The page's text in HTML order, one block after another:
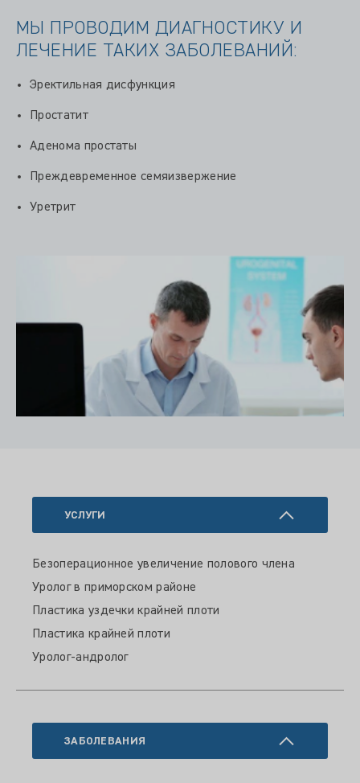
МЫ ПРОВОДИМ ДИАГНОСТИКУ И
ЛЕЧЕНИЕ ТАКИХ ЗАБОЛЕВАНИЙ:
Эректильная дисфункция
Простатит
Аденома простаты
Преждевременное семяизвержение
Уретрит
УСЛУГИ
Безоперационное увеличение полового члена
Уролог в приморском районе
Пластика уздечки крайней плоти
Пластика крайней плоти
Уролог-андролог
ЗАБОЛЕВАНИЯ